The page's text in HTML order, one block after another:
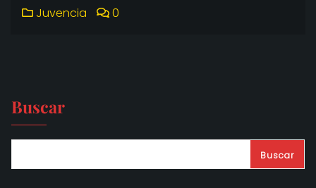
Juvencia 0
Buscar
Buscar